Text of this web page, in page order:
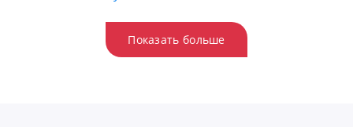
Показать больше